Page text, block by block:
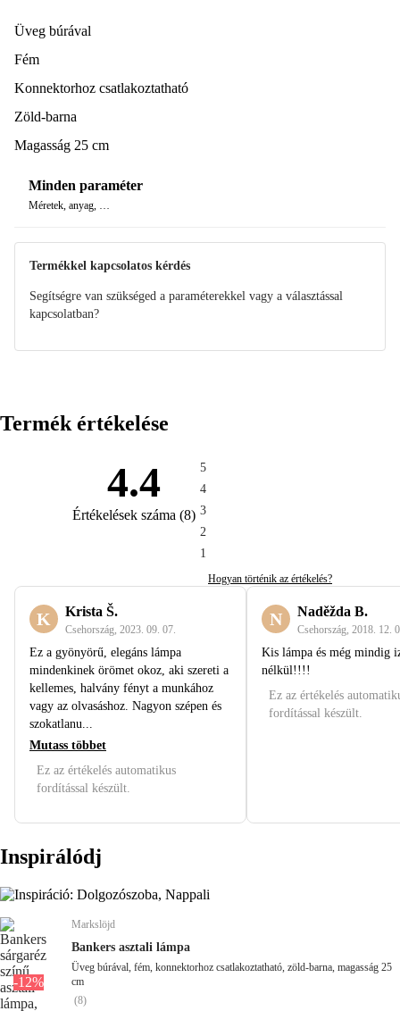
Üveg búrával
Fém
Konnektorhoz csatlakoztatható
Zöld-barna
Magasság 25 cm
Minden paraméter
Méretek, anyag, …
Termékkel kapcsolatos kérdés
Segítségre van szükséged a paraméterekkel vagy a választással
kapcsolatban?
Termék értékelése
4.4
Értékelések száma (8)
5
4
3
2
1
Hogyan történik az értékelés?
K Krista Š.
Csehország 2023. 09. 07.
Ez a gyönyörű, elegáns lámpa
mindenkinek örömet okoz, aki szereti a
kellemes, halvány fényt a munkához
vagy az olvasáshoz. Nagyon szépen és
szokatlanu...
Mutass többet
Ez az értékelés automatikus
fordítással készült.
N Naděžda B.
Csehország 2018. 12.
Kis lámpa és még mindig
nélkül!!!!
Ez az értékelés
fordítással készült.
Inspirálódj
-12%
Markslöjd
Bankers asztali lámpa
Üveg búrával, fém, konnektorhoz csatlakoztatható, zöld-barna, magasság 25
cm
(8)